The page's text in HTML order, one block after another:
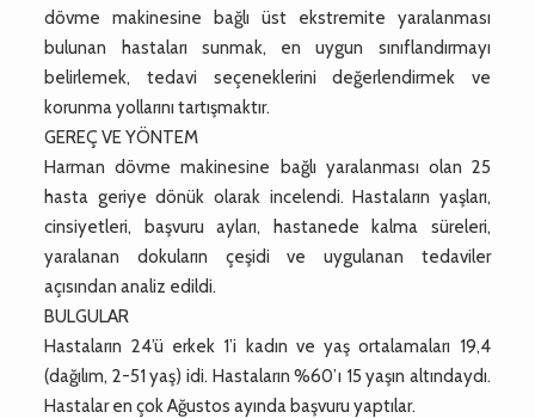
dövme makinesine bağlı üst ekstremite yaralanması
bulunan hastaları sunmak, en uygun sınıflandırmayı
belirlemek, tedavi seçeneklerini değerlendirmek ve
korunma yollarını tartışmaktır.
GEREÇ VE YÖNTEM
Harman dövme makinesine bağlı yaralanması olan 25
hasta geriye dönük olarak incelendi. Hastaların yaşları,
cinsiyetleri, başvuru ayları, hastanede kalma süreleri,
yaralanan dokuların çeşidi ve uygulanan tedaviler
açısından analiz edildi.
BULGULAR
Hastaların 24’ü erkek 1’i kadın ve yaş ortalamaları 19,4
(dağılım, 2-51 yaş) idi. Hastaların %60’ı 15 yaşın altındaydı.
Hastalar en çok Ağustos ayında başvuru yaptılar.